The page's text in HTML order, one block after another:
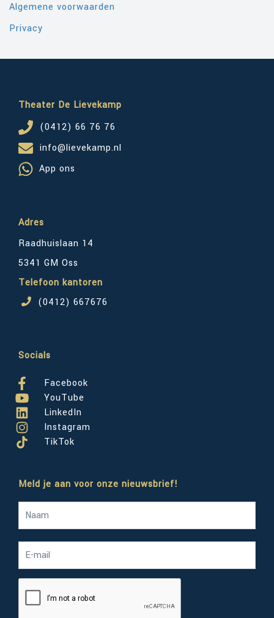
Algemene voorwaarden
Privacy
Theater De Lievekamp
(0412) 66 76 76
info@lievekamp.nl
App ons
Adres
Raadhuislaan 14
5341 GM Oss
Telefoon kantoren
(0412) 667676
Socials
Facebook
YouTube
LinkedIn
Instagram
TikTok
Meld je aan voor onze nieuwsbrief!